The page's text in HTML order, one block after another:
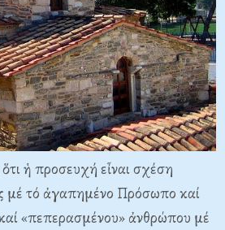
ἡ προσευχή εἶναι σχέση
μέ τό ἀγαπημένο Πρόσωπο καί
«πεπερασμένου» ἀνθρώπου μέ